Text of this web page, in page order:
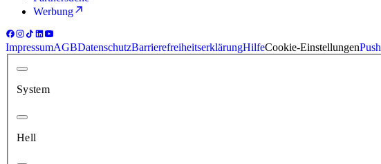
Werbung
ImpressumAGBDatenschutzBarrierefreiheitserklärungHilfeCookie-Einstellungen
System
Hell